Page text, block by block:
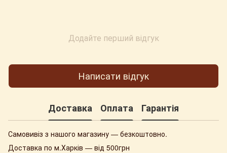
Додайте перший відгук
Написати відгук
Доставка Оплата Гарантія
Самовивіз з нашого магазину — безкоштовно.
Доставка по м.Харків — від 500грн